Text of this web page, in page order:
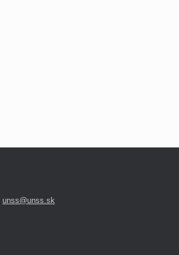
unss@unss.sk